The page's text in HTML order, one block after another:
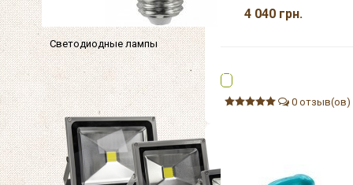
Светодиодные лампы
4 040 грн.
0 отзыв(ов)